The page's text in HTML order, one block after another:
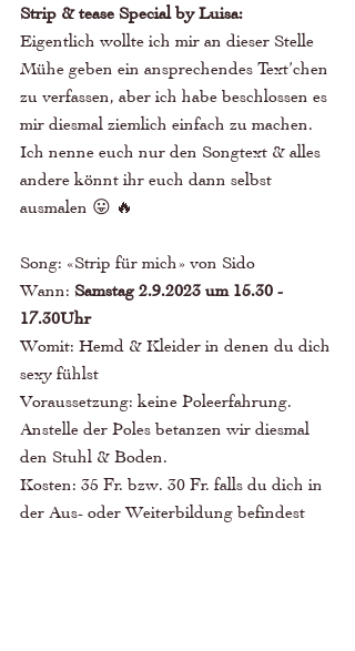
Strip & tease Special by Luisa:
Eigentlich wollte ich mir an dieser Stelle
Mühe geben ein ansprechendes Text’chen
zu verfassen, aber ich habe beschlossen es
mir diesmal ziemlich einfach zu machen.
Ich nenne euch nur den Songtext & alles
andere könnt ihr euch dann selbst
ausmalen 😛 🔥
Song: «Strip für mich» von Sido
Wann: Samstag 2.9.2023 um 15.30 -
17.30Uhr
Womit: Hemd & Kleider in denen du dich
sexy fühlst
Voraussetzung: keine Poleerfahrung.
Anstelle der Poles betanzen wir diesmal
den Stuhl & Boden.
Kosten: 35 Fr. bzw. 30 Fr. falls du dich in
der Aus- oder Weiterbildung befindest